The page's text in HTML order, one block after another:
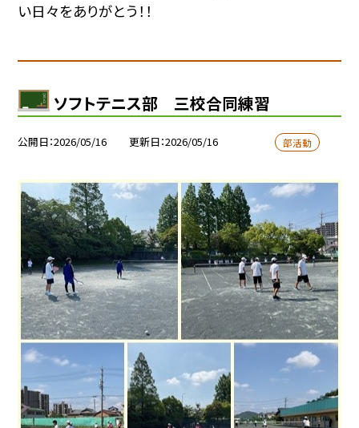
い日々をありがとう！！
ソフトテニス部 三校合同練習
公開日 2026/05/16 更新日 2026/05/16 部活動